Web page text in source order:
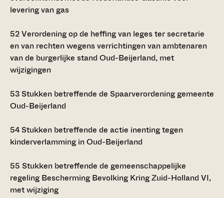
levering van gas
52Verordening op de heffing van leges ter secretarie
en van rechten wegens verrichtingen van ambtenaren
van de burgerlijke stand Oud-Beijerland, met
wijzigingen
53Stukken betreffende de Spaarverordening gemeente
Oud-Beijerland
54Stukken betreffende de actie inenting tegen
kinderverlamming in Oud-Beijerland
55 Stukken betreffende de gemeenschappelijke
regeling Bescherming Bevolking Kring Zuid-Holland VI,
met wijziging